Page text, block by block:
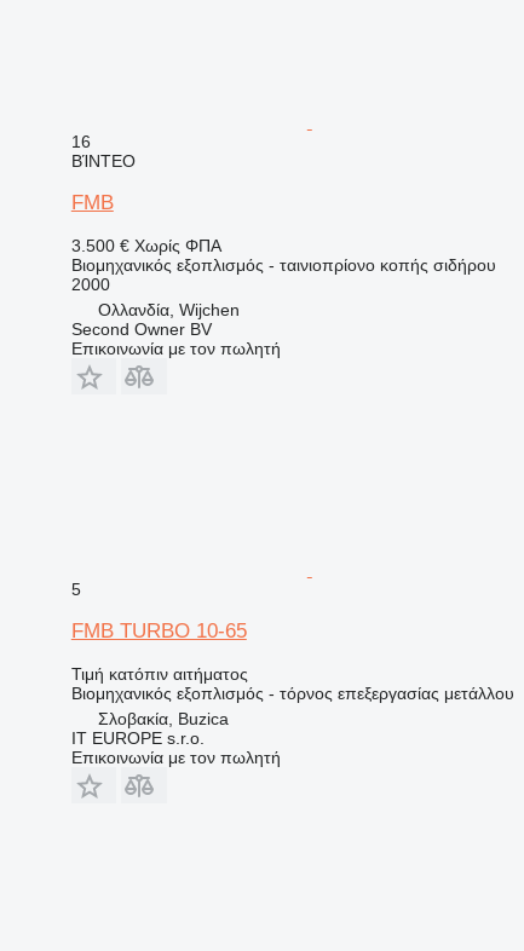
16
ΒΊΝΤΕΟ
FMB
3.500 € Χωρίς ΦΠΑ
Βιομηχανικός εξοπλισμός - ταινιοπρίονο κοπής σιδήρου
2000
Ολλανδία, Wijchen
Second Owner BV
Επικοινωνία με τον πωλητή
5
FMB TURBO 10-65
Τιμή κατόπιν αιτήματος
Βιομηχανικός εξοπλισμός - τόρνος επεξεργασίας μετάλλου
Σλοβακία, Buzica
IT EUROPE s.r.o.
Επικοινωνία με τον πωλητή